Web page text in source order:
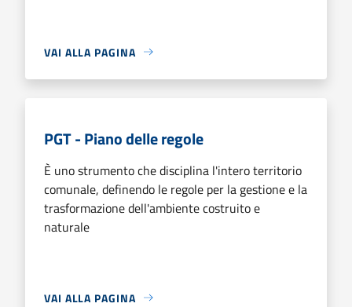
VAI ALLA PAGINA
PGT - Piano delle regole
È uno strumento che disciplina l'intero territorio
comunale, definendo le regole per la gestione e la
trasformazione dell'ambiente costruito e
naturale
VAI ALLA PAGINA